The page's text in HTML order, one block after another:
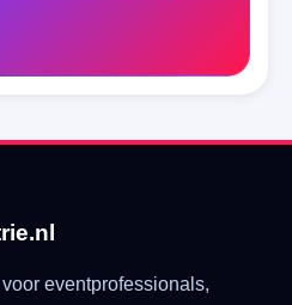
eventprofessionals,